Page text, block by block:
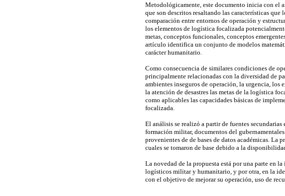
Metodológicamente, este documento inicia con el
que son descritos resaltando las características
comparación entre entornos de operación y
los elementos de logística focalizada
metas, conceptos funcionales, conceptos
artículo identifica un conjunto de modelos
carácter humanitario.
Como consecuencia de similares condiciones de
principalmente relacionadas con la diversidad de
ambientes inseguros de operación, la urgencia,
la atención de desastres las metas de la logística
como aplicables las capacidades básicas de
focalizada.
El análisis se realizó a partir de fuentes
formación militar, documentos del
provenientes de de bases de datos académicas.
cuales se tomaron de base debido a la
La novedad de la propuesta está por una parte en
logísticos militar y humanitario, y por otra, en la
con el objetivo de mejorar su operación, uso de